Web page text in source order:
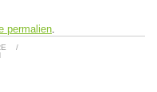
permalien
/